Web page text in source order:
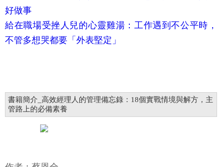
好做事
給在職場受挫人兒的心靈雞湯：工作遇到不公平時，
不管多想哭都要「外表堅定」
書籍簡介_高效經理人的管理備忘錄：18個實戰情境與解方，主
管路上的必備素養